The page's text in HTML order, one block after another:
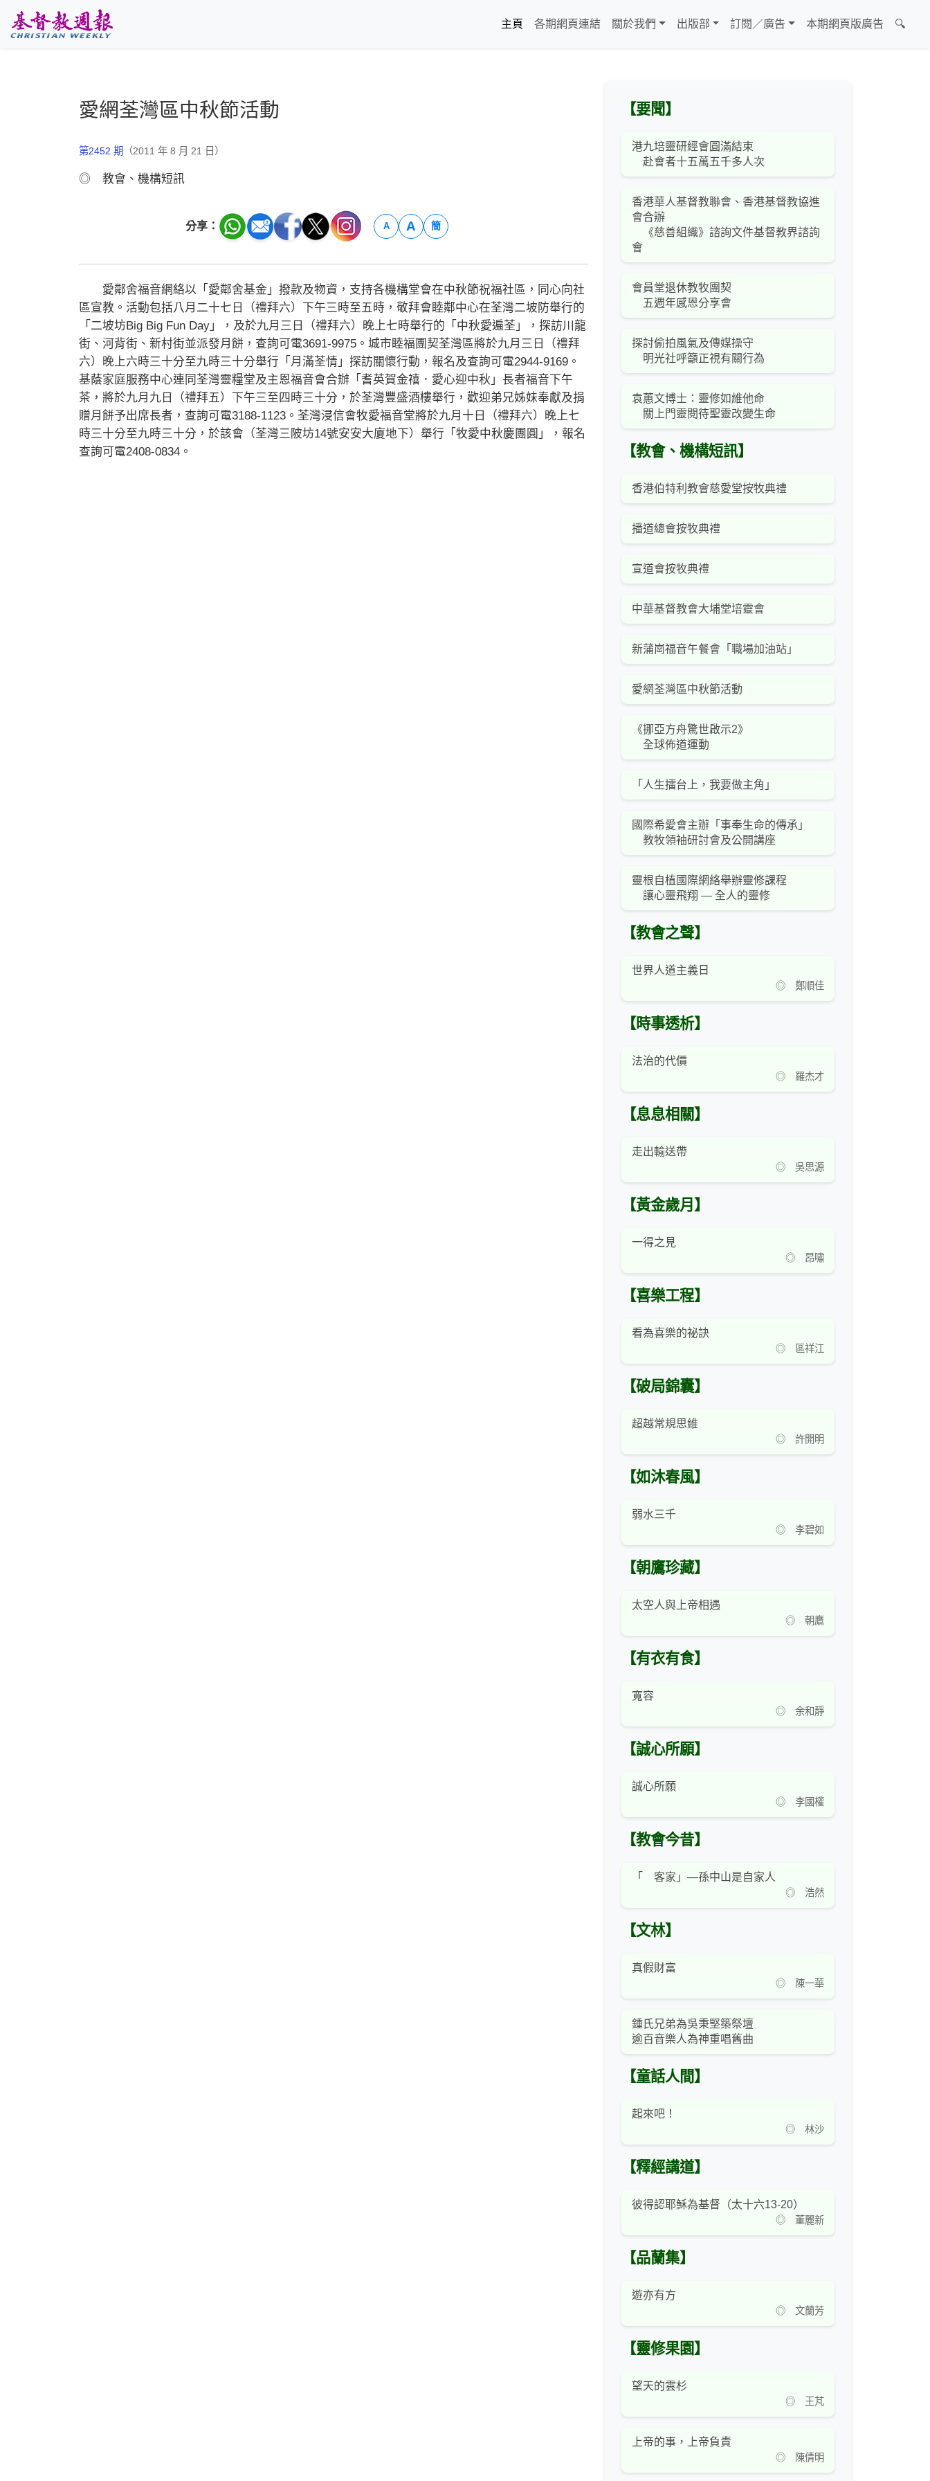
主頁
各期網頁連結 關於我們 出版部 訂閱／廣告 本期網頁版廣告 🔍
愛網荃灣區中秋節活動
第2452 期 （2011 年 8 月 21 日）
◎ 教會、機構短訊
分享： A A 簡
愛鄰舍福音網絡以「愛鄰舍基金」撥款及物資，支持各機構堂會在中秋節祝福社區，同心向社
區宣教。活動包括八月二十七日（禮拜六）下午三時至五時，敬拜會睦鄰中心在荃灣二坡防舉行的
「二坡坊Big Big Fun Day」，及於九月三日（禮拜六）晚上七時舉行的「中秋愛遍荃」，探訪川龍
街、河背街、新村街並派發月餅，查詢可電3691-9975。城市睦福團契荃灣區將於九月三日（禮拜
六）晚上六時三十分至九時三十分舉行「月滿荃情」探訪關懷行動，報名及查詢可電2944-9169。
基蔭家庭服務中心連同荃灣靈糧堂及主恩福音會合辦「耆英賀金禧．愛心迎中秋」長者福音下午
茶，將於九月九日（禮拜五）下午三至四時三十分，於荃灣豐盛酒樓舉行，歡迎弟兄姊妹奉獻及捐
贈月餅予出席長者，查詢可電3188-1123。荃灣浸信會牧愛福音堂將於九月十日（禮拜六）晚上七
時三十分至九時三十分，於該會（荃灣三陂坊14號安安大廈地下）舉行「牧愛中秋慶團圓」，報名
查詢可電2408-0834。
【要聞】
港九培靈研經會圓滿結束
赴會者十五萬五千多人次
香港華人基督教聯會、香港基督教協進
會合辦
《慈善組織》諮詢文件基督教界諮詢
會
會員堂退休教牧團契
五週年感恩分享會
探討偷拍風氣及傳媒操守
明光社呼籲正視有關行為
袁蕙文博士：靈修如維他命
關上門靈閱待聖靈改變生命
【教會、機構短訊】
香港伯特利教會慈愛堂按牧典禮
播道總會按牧典禮
宣道會按牧典禮
中華基督教會大埔堂培靈會
新蒲崗福音午餐會「職場加油站」
愛網荃灣區中秋節活動
《挪亞方舟驚世啟示2》
全球佈道運動
「人生擂台上，我要做主角」
國際希愛會主辦「事奉生命的傳承」
教牧領袖研討會及公開講座
靈根自植國際網絡舉辦靈修課程
讓心靈飛翔 — 全人的靈修
【教會之聲】
世界人道主義日
◎ 鄭順佳
【時事透析】
法治的代價
◎ 羅杰才
【息息相關】
走出輸送帶
◎ 吳思源
【黃金歲月】
一得之見
◎ 昂嘯
【喜樂工程】
看為喜樂的祕訣
◎ 區祥江
【破局錦囊】
超越常規思維
◎ 許開明
【如沐春風】
弱水三千
◎ 李碧如
【朝鷹珍藏】
太空人與上帝相遇
◎ 朝鷹
【有衣有食】
寬容
◎ 余和靜
【誠心所願】
誠心所願
◎ 李國權
【教會今昔】
「 客家」—孫中山是自家人
◎ 浩然
【文林】
真假財富
◎ 陳一華
鍾氏兄弟為吳秉堅築祭壇
逾百音樂人為神重唱舊曲
【童話人間】
起來吧！
◎ 林沙
【釋經講道】
彼得認耶穌為基督（太十六13-20）
◎ 董麗新
【品蘭集】
遊亦有方
◎ 文蘭芳
【靈修果園】
望天的雲杉
◎ 王芃
上帝的事，上帝負責
◎ 陳倩明